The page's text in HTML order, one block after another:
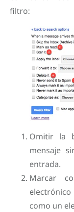
filtro:
Omitir la
mensaje
entrada.
Marcar
como un